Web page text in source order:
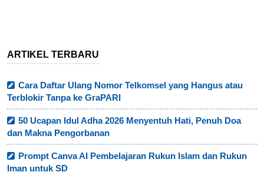
ARTIKEL TERBARU
Cara Daftar Ulang Nomor Telkomsel yang Hangus atau
Terblokir Tanpa ke GraPARI
50 Ucapan Idul Adha 2026 Menyentuh Hati, Penuh Doa
dan Makna Pengorbanan
Prompt Canva AI Pembelajaran Rukun Islam dan Rukun
Iman untuk SD